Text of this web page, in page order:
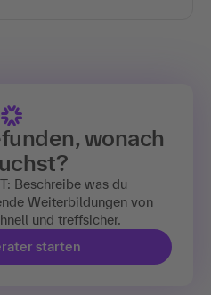
wonach
Beschreibe was du
Weiterbildungen von
und treffsicher.
starten